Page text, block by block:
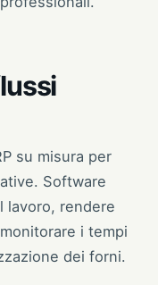
su misura per
Software
lavoro, rendere
i tempi
dei forni.